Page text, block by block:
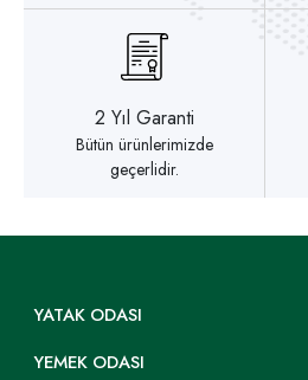
2 Yıl Garanti
Bütün ürünlerimizde
geçerlidir.
YATAK ODASI
YEMEK ODASI